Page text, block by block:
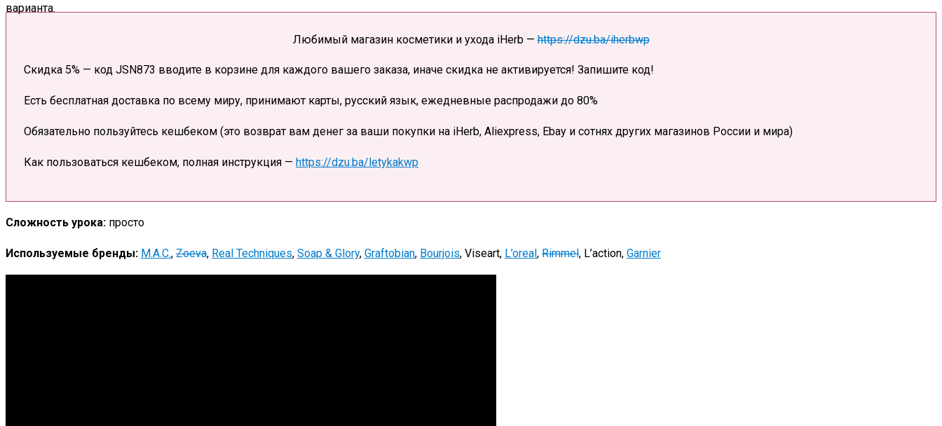
варианта.
Любимый магазин косметики и ухода iHerb —https://dzu.ba/iherbwp
Скидка 5% — код JSN873 вводите в корзине для каждого вашего заказа, иначе скидка не активируется! Запишите код!
Есть бесплатная доставка по всему миру, принимают карты, русский язык, ежедневные распродажи до 80%
Обязательно пользуйтесь кешбеком (это возврат вам денег за ваши покупки на iHerb, Aliexpress, Ebay и сотнях других магазинов России и мира)
Как пользоваться кешбеком, полная инструкция — https://dzu.ba/letykakwp
Сложность урока: просто
Используемые бренды: M.A.C., Zoeva, Real Techniques, Soap & Glory, Graftobian, Bourjois, Viseart, L’oreal, Rimmel, L’action, Garnier